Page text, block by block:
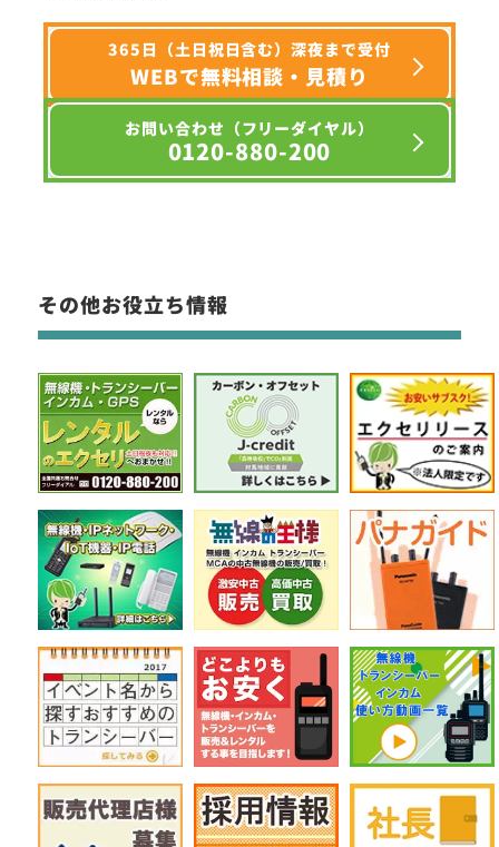
365日（土日祝日含む）深夜まで受付
WEBで無料相談・見積り
お問い合わせ（フリーダイヤル）
0120-880-200
その他お役立ち情報